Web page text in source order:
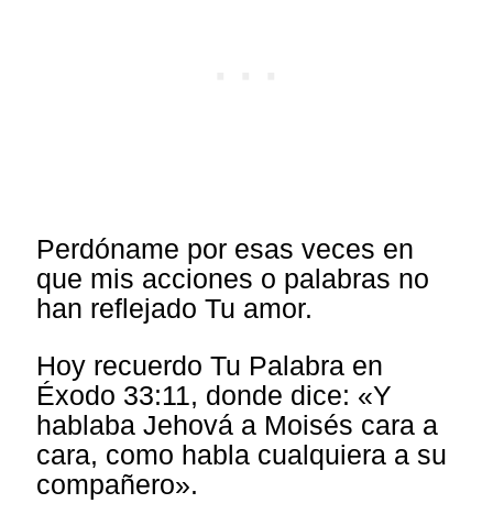
Perdóname por esas veces en
que mis acciones o palabras no
han reflejado Tu amor.
Hoy recuerdo Tu Palabra en
Éxodo 33:11, donde dice: «Y
hablaba Jehová a Moisés cara a
cara, como habla cualquiera a su
compañero».